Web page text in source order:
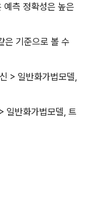
예측 정확성은 높은
은 기준으로 볼 수
> 일반화가법모델,
> 일반화가법모델, 트